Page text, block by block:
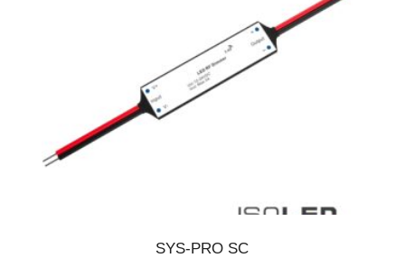
SYS-PRO SC